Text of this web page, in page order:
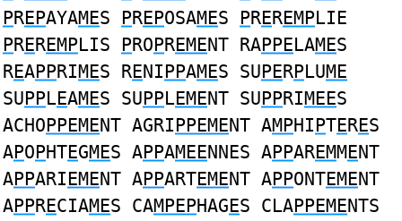
PREPAYAMES PREPOSAMES PREREMPLIE
PREREMPLIS PROPREMENT RAPPELAMES
REAPPRIMES RENIPPAMES SUPERPLUME
SUPPLEAMES SUPPLEMENT SUPPRIMEES
ACHOPPEMENT AGRIPPEMENT AMPHIPTERES
APOPHTEGMES APPAMEENNES APPAREMMENT
APPARIEMENT APPARTEMENT APPONTEMENT
APPRECIAMES CAMPEPHAGES CLAPPEMENTS